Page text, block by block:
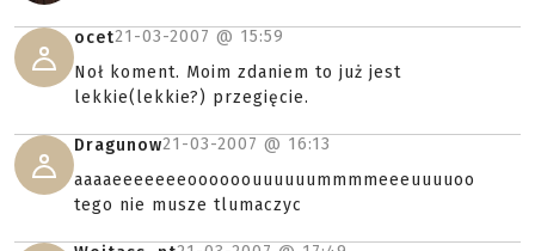
ocet21-03-2007 @ 15:59
Noł koment. Moim zdaniem to już jest
lekkie(lekkie?) przegięcie.
Dragunow21-03-2007 @ 16:13
aaaaeeeeeeeoooooouuuuuummmmeeeuuuuoo
tego nie musze tlumaczyc